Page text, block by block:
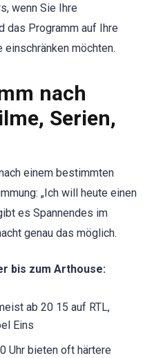
wenn Sie Ihre
das Programm auf Ihre
möchten.
nach
Serien,
einem bestimmten
„Ich will heute einen
es Spannendes im
genau das möglich.
bis zum Arthouse:
ab 20 15 auf RTL,
Eins
Uhr bieten oft härtere